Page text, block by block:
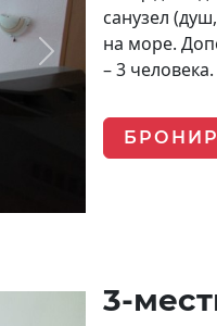
Next
санузел
на море.
– 3 человека.
3-